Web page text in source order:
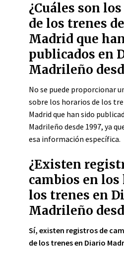
¿Cuáles son
de los trenes
Madrid que
publicados en
Madrileño
No se puede proporcionar
sobre los horarios de los
Madrid que han sido
Madrileño desde 1997, ya
esa información específica.
¿Existen
cambios en
los trenes en
Madrileño
Sí, existen registros de
de los trenes en Diario